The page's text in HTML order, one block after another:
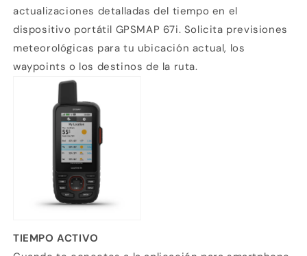
actualizaciones detalladas del tiempo en el
dispositivo portátil GPSMAP 67i. Solicita previsiones
meteorológicas para tu ubicación actual, los
waypoints o los destinos de la ruta.
TIEMPO ACTIVO